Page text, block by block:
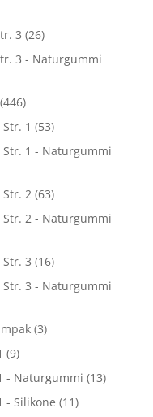
3 (26)
3 - Naturgummi
(446)
1 (53)
Str. 1 - Naturgummi
2 (63)
Str. 2 - Naturgummi
3 (16)
Str. 3 - Naturgummi
(3)
(9)
- Naturgummi (13)
- Silikone (11)